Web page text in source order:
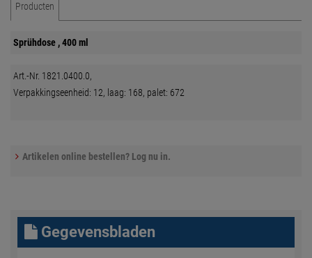
Producten
Sprühdose , 400 ml
Art.-Nr. 1821.0400.0,
Verpakkingseenheid: 12, laag: 168, palet: 672
Artikelen online bestellen? Log nu in.
Gegevensbladen